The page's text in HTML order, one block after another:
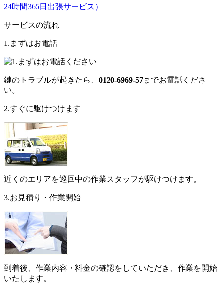
サービスの流れ
1.まずはお電話
鍵のトラブルが起きたら、 0120-6969-57までお電話くださ
い。
2.すぐに駆けつけます
近くのエリアを巡回中の作業スタッフが駆けつけます。
3.お見積り・作業開始
到着後、作業内容・料金の確認をしていただき、作業を開始
いたします。